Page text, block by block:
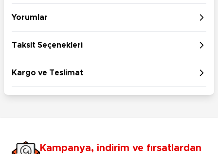
Yorumlar
Taksit Seçenekleri
Kargo ve Teslimat
Kampanya, indirim ve fırsatlardan